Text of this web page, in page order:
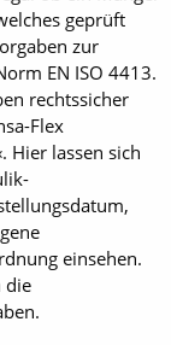
geprüft
zur
EN ISO 4413.
rechtssicher
Flex
Hier lassen sich
einsehen.
die